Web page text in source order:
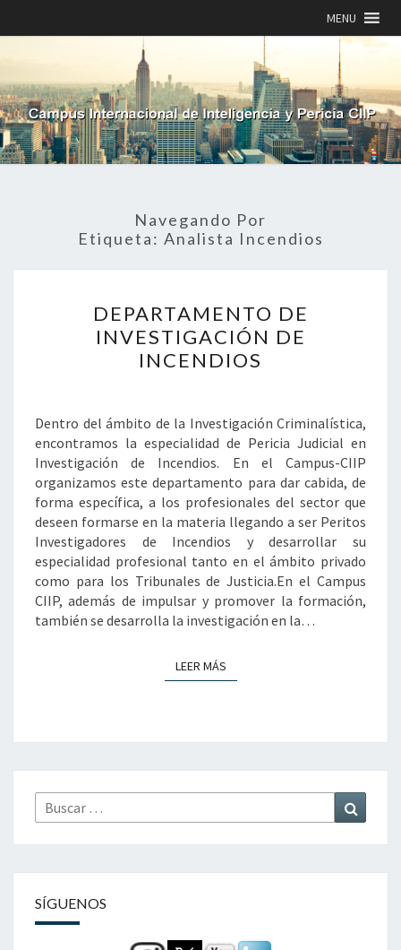
MENU
Navegando Por
Etiqueta: Analista Incendios
DE
INVESTIGACIÓN
DE
INCENDIOS
DEPARTAMENTO DE
INVESTIGACIÓN DE
INCENDIOS
Dentro del ámbito de la Investigación Criminalística,
encontramos la especialidad de Pericia Judicial en
Investigación de Incendios. En el Campus-CIIP
organizamos este departamento para dar cabida, de
forma específica, a los profesionales del sector que
deseen formarse en la materia llegando a ser Peritos
Investigadores de Incendios y desarrollar su
especialidad profesional tanto en el ámbito privado
como para los Tribunales de Justicia.En el Campus
CIIP, además de impulsar y promover la formación,
también se desarrolla la investigación en la…
LEER MÁSLEER MÁS
Buscar
por:
SÍGUENOS